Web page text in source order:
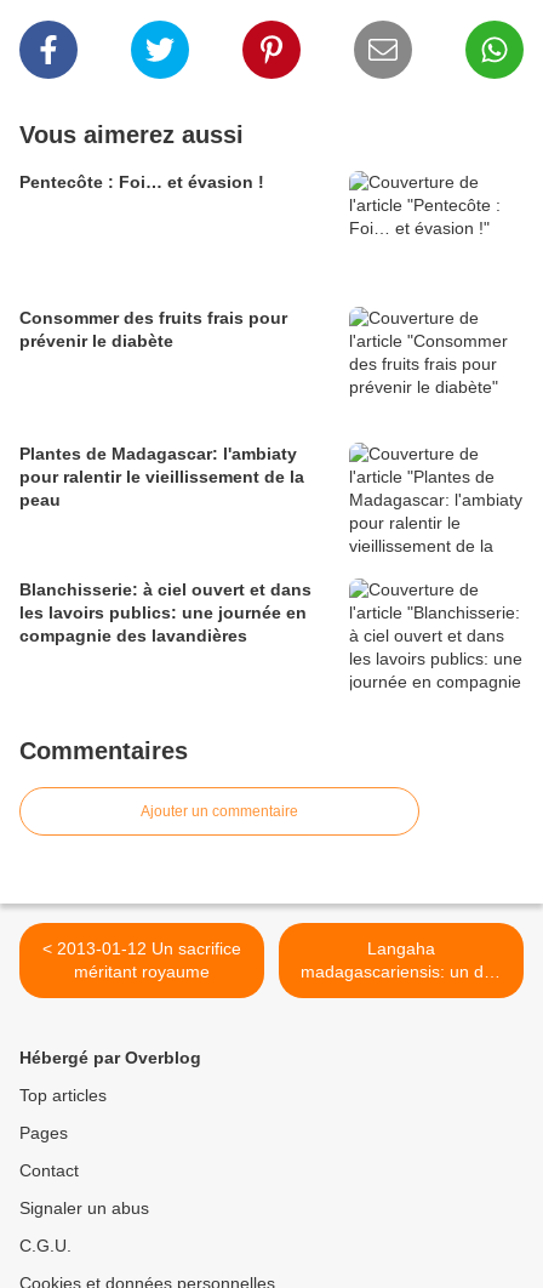
Vous aimerez aussi
Pentecôte : Foi… et évasion !
Consommer des fruits frais pour
prévenir le diabète
Plantes de Madagascar: l'ambiaty
pour ralentir le vieillissement de la
peau
Blanchisserie: à ciel ouvert et dans
les lavoirs publics: une journée en
compagnie des lavandières
Commentaires
Ajouter un commentaire
< 2013-01-12 Un sacrifice
méritant royaume
Langaha
madagascariensis: un des
serpents endémiques du
Hébergé par Overblog
Top articles
Pages
Contact
Signaler un abus
C.G.U.
Cookies et données personnelles